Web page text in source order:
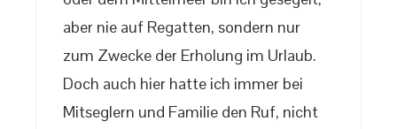
aber nie auf Regatten, sondern nur
zum Zwecke der Erholung im Urlaub.
Doch auch hier hatte ich immer bei
Mitseglern und Familie den Ruf, nicht